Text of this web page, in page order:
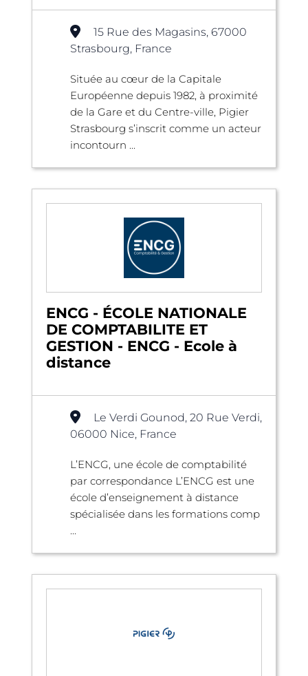
15 Rue des Magasins, 67000
Strasbourg, France
Située au cœur de la Capitale
Européenne depuis 1982, à proximité
de la Gare et du Centre-ville, Pigier
Strasbourg s’inscrit comme un acteur
incontourn ...
ENCG - ÉCOLE NATIONALE
DE COMPTABILITE ET
GESTION - ENCG - Ecole à
distance
Le Verdi Gounod, 20 Rue Verdi,
06000 Nice, France
L’ENCG, une école de comptabilité
par correspondance L’ENCG est une
école d’enseignement à distance
spécialisée dans les formations comp
...